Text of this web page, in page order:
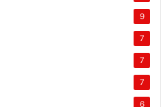
9
7
7
7
6